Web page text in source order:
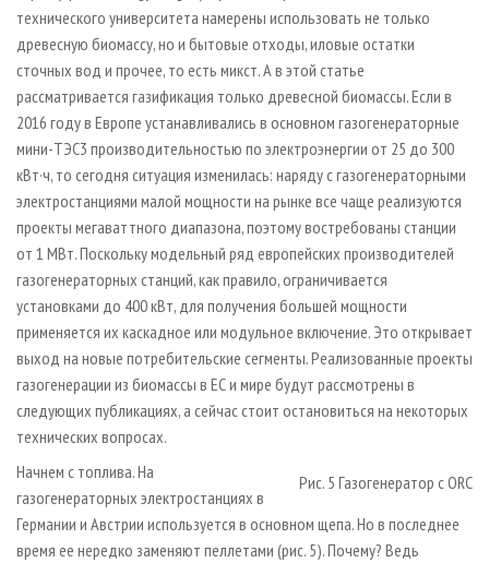
технического университета намерены использовать не только
древесную биомассу, но и бытовые отходы, иловые остатки
сточных вод и прочее, то есть микст. А в этой статье
рассматривается газификация только древесной биомассы. Если в
2016 году в Европе устанавливались в основном газогенераторные
мини-ТЭС3 производительностью по электроэнергии от 25 до 300
кВт·ч, то сегодня ситуация изменилась: наряду с газогенераторными
электростанциями малой мощности на рынке все чаще реализуются
проекты мегаваттного диапазона, поэтому востребованы станции
от 1 МВт. Поскольку модельный ряд европейских производителей
газогенераторных станций, как правило, ограничивается
установками до 400 кВт, для получения большей мощности
применяется их каскадное или модульное включение. Это открывает
выход на новые потребительские сегменты. Реализованные проекты
газогенерации из биомассы в ЕС и мире будут рассмотрены в
следующих публикациях, а сейчас стоит остановиться на некоторых
технических вопросах.
Рис. 5 Газогенератор с ORC
Начнем с топлива. На
газогенераторных электростанциях в
Германии и Австрии используется в основном щепа. Но в последнее
время ее нередко заменяют пеллетами (рис. 5). Почему? Ведь